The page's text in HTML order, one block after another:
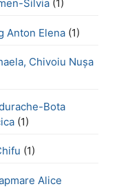
Silvia (1)
Anton Elena (1)
Chivoiu Nușa
Bota
(1)
(1)
Alice